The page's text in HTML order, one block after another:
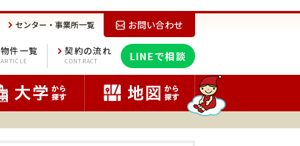
お問い合わせ
センター・事業所一覧
LINEで相談
契約の流れ
CONTRACT
物件一覧
ARTICLE